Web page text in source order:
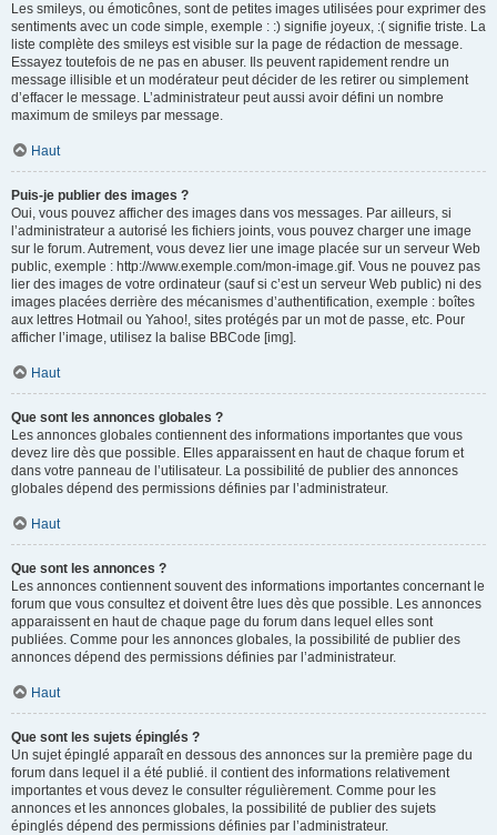
Les smileys, ou émoticônes, sont de petites images utilisées pour exprimer des
sentiments avec un code simple, exemple : :) signifie joyeux, :( signifie triste. La
liste complète des smileys est visible sur la page de rédaction de message.
Essayez toutefois de ne pas en abuser. Ils peuvent rapidement rendre un
message illisible et un modérateur peut décider de les retirer ou simplement
d’effacer le message. L’administrateur peut aussi avoir défini un nombre
maximum de smileys par message.
Haut
Puis-je publier des images ?
Oui, vous pouvez afficher des images dans vos messages. Par ailleurs, si
l’administrateur a autorisé les fichiers joints, vous pouvez charger une image
sur le forum. Autrement, vous devez lier une image placée sur un serveur Web
public, exemple : http://www.exemple.com/mon-image.gif. Vous ne pouvez pas
lier des images de votre ordinateur (sauf si c’est un serveur Web public) ni des
images placées derrière des mécanismes d’authentification, exemple : boîtes
aux lettres Hotmail ou Yahoo!, sites protégés par un mot de passe, etc. Pour
afficher l’image, utilisez la balise BBCode [img].
Haut
Que sont les annonces globales ?
Les annonces globales contiennent des informations importantes que vous
devez lire dès que possible. Elles apparaissent en haut de chaque forum et
dans votre panneau de l’utilisateur. La possibilité de publier des annonces
globales dépend des permissions définies par l’administrateur.
Haut
Que sont les annonces ?
Les annonces contiennent souvent des informations importantes concernant le
forum que vous consultez et doivent être lues dès que possible. Les annonces
apparaissent en haut de chaque page du forum dans lequel elles sont
publiées. Comme pour les annonces globales, la possibilité de publier des
annonces dépend des permissions définies par l’administrateur.
Haut
Que sont les sujets épinglés ?
Un sujet épinglé apparaît en dessous des annonces sur la première page du
forum dans lequel il a été publié. il contient des informations relativement
importantes et vous devez le consulter régulièrement. Comme pour les
annonces et les annonces globales, la possibilité de publier des sujets
épinglés dépend des permissions définies par l’administrateur.